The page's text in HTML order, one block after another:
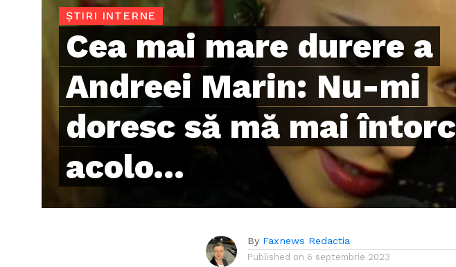
ȘTIRI INTERNE
Cea mai mare durere a
Andreei Marin: Nu-mi
doresc să mă mai întorc
acolo…
By Faxnews Redactia
Published on 6 septembrie 2023